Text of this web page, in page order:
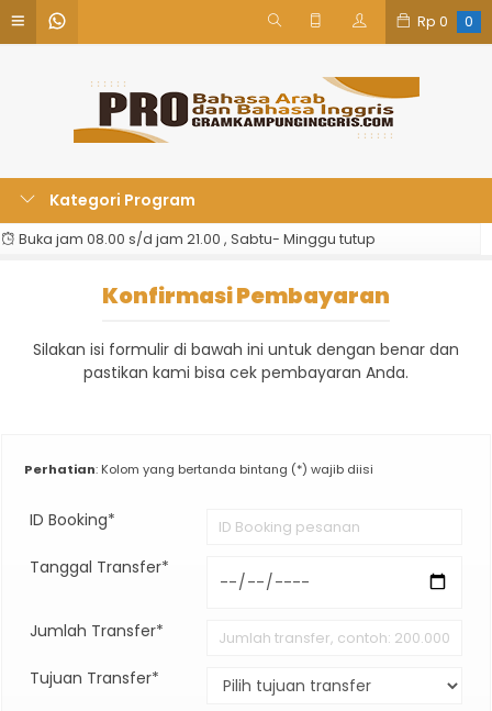
Rp 0 0
Kategori Program
Buka jam 08.00 s/d jam 21.00 , Sabtu- Minggu tutup
Konfirmasi Pembayaran
Silakan isi formulir di bawah ini untuk dengan benar dan
pastikan kami bisa cek pembayaran Anda.
Perhatian: Kolom yang bertanda bintang (*) wajib diisi
ID Booking*
Tanggal Transfer*
Jumlah Transfer*
Tujuan Transfer*